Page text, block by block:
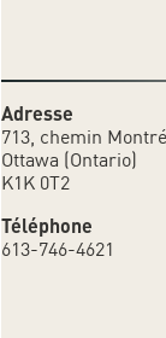
Adresse
713, chemin
Ottawa (Ontario)
K1K 0T2
Téléphone
613-746-4621